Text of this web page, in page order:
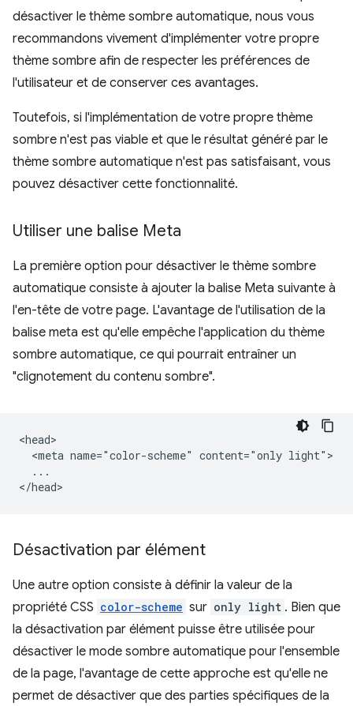
désactiver le thème sombre automatique, nous vous
recommandons vivement d'implémenter votre propre
thème sombre afin de respecter les préférences de
l'utilisateur et de conserver ces avantages.
Toutefois, si l'implémentation de votre propre thème
sombre n'est pas viable et que le résultat généré par le
thème sombre automatique n'est pas satisfaisant, vous
pouvez désactiver cette fonctionnalité.
Utiliser une balise Meta
La première option pour désactiver le thème sombre
automatique consiste à ajouter la balise Meta suivante à
l'en-tête de votre page. L'avantage de l'utilisation de la
balise meta est qu'elle empêche l'application du thème
sombre automatique, ce qui pourrait entraîner un
"clignotement du contenu sombre".
<head>
  <meta name="color-scheme" content="only light">
  ...
Désactivation par élément
Une autre option consiste à définir la valeur de la
propriété CSS color-scheme sur only light . Bien que
la désactivation par élément puisse être utilisée pour
désactiver le mode sombre automatique pour l'ensemble
de la page, l'avantage de cette approche est qu'elle ne
permet de désactiver que des parties spécifiques de la